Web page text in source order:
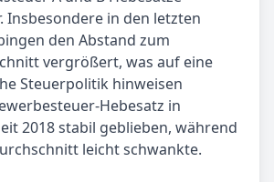
Insbesondere in den letzten
den Abstand zum
vergrößert, was auf eine
Steuerpolitik hinweisen
Hebesatz in
2018 stabil geblieben, während
leicht schwankte.